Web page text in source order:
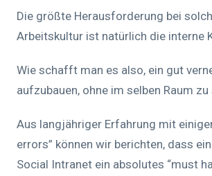
Die größte Herausforderung bei
Arbeitskultur ist natürlich die interne
Wie schafft man es also, ein gut
aufzubauen, ohne im selben Raum
Aus langjähriger Erfahrung mit
errors” können wir berichten, dass
Social Intranet ein absolutes “must